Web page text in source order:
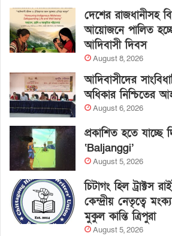
দেশের রাজধানীসহ
আয়োজনে পালিত
আদিবাসী দিবস
August 8, 2026
আদিবাসীদের
অধিকার নিশ্চিতের
August 6, 2026
প্রকাশিত হতে যাচ্ছে
‘Baljanggi’
August 5, 2026
চিটাগং হিল ট্রাক্টস
কেন্দ্রীয় নেতৃত্বে
মুকুল কান্তি ত্রিপুরা
August 5, 2026